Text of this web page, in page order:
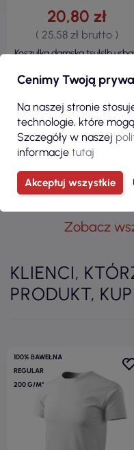
ZOBACZ
20,80 zł
( 25,58 zł brutto )
Koszulka damska tsulslb
Zobacz
KLIENCI,
PRODUKT,
100% BAWEŁNA
REGULAR
200 G/M²
Cenimy Twoją
Na naszej stronie
technologie, które
Szczegóły w naszej
informacje tutaj
Akceptuj wszystkie